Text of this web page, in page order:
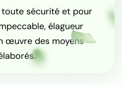
sécurité et pour
élagueur
œuvre des moyens